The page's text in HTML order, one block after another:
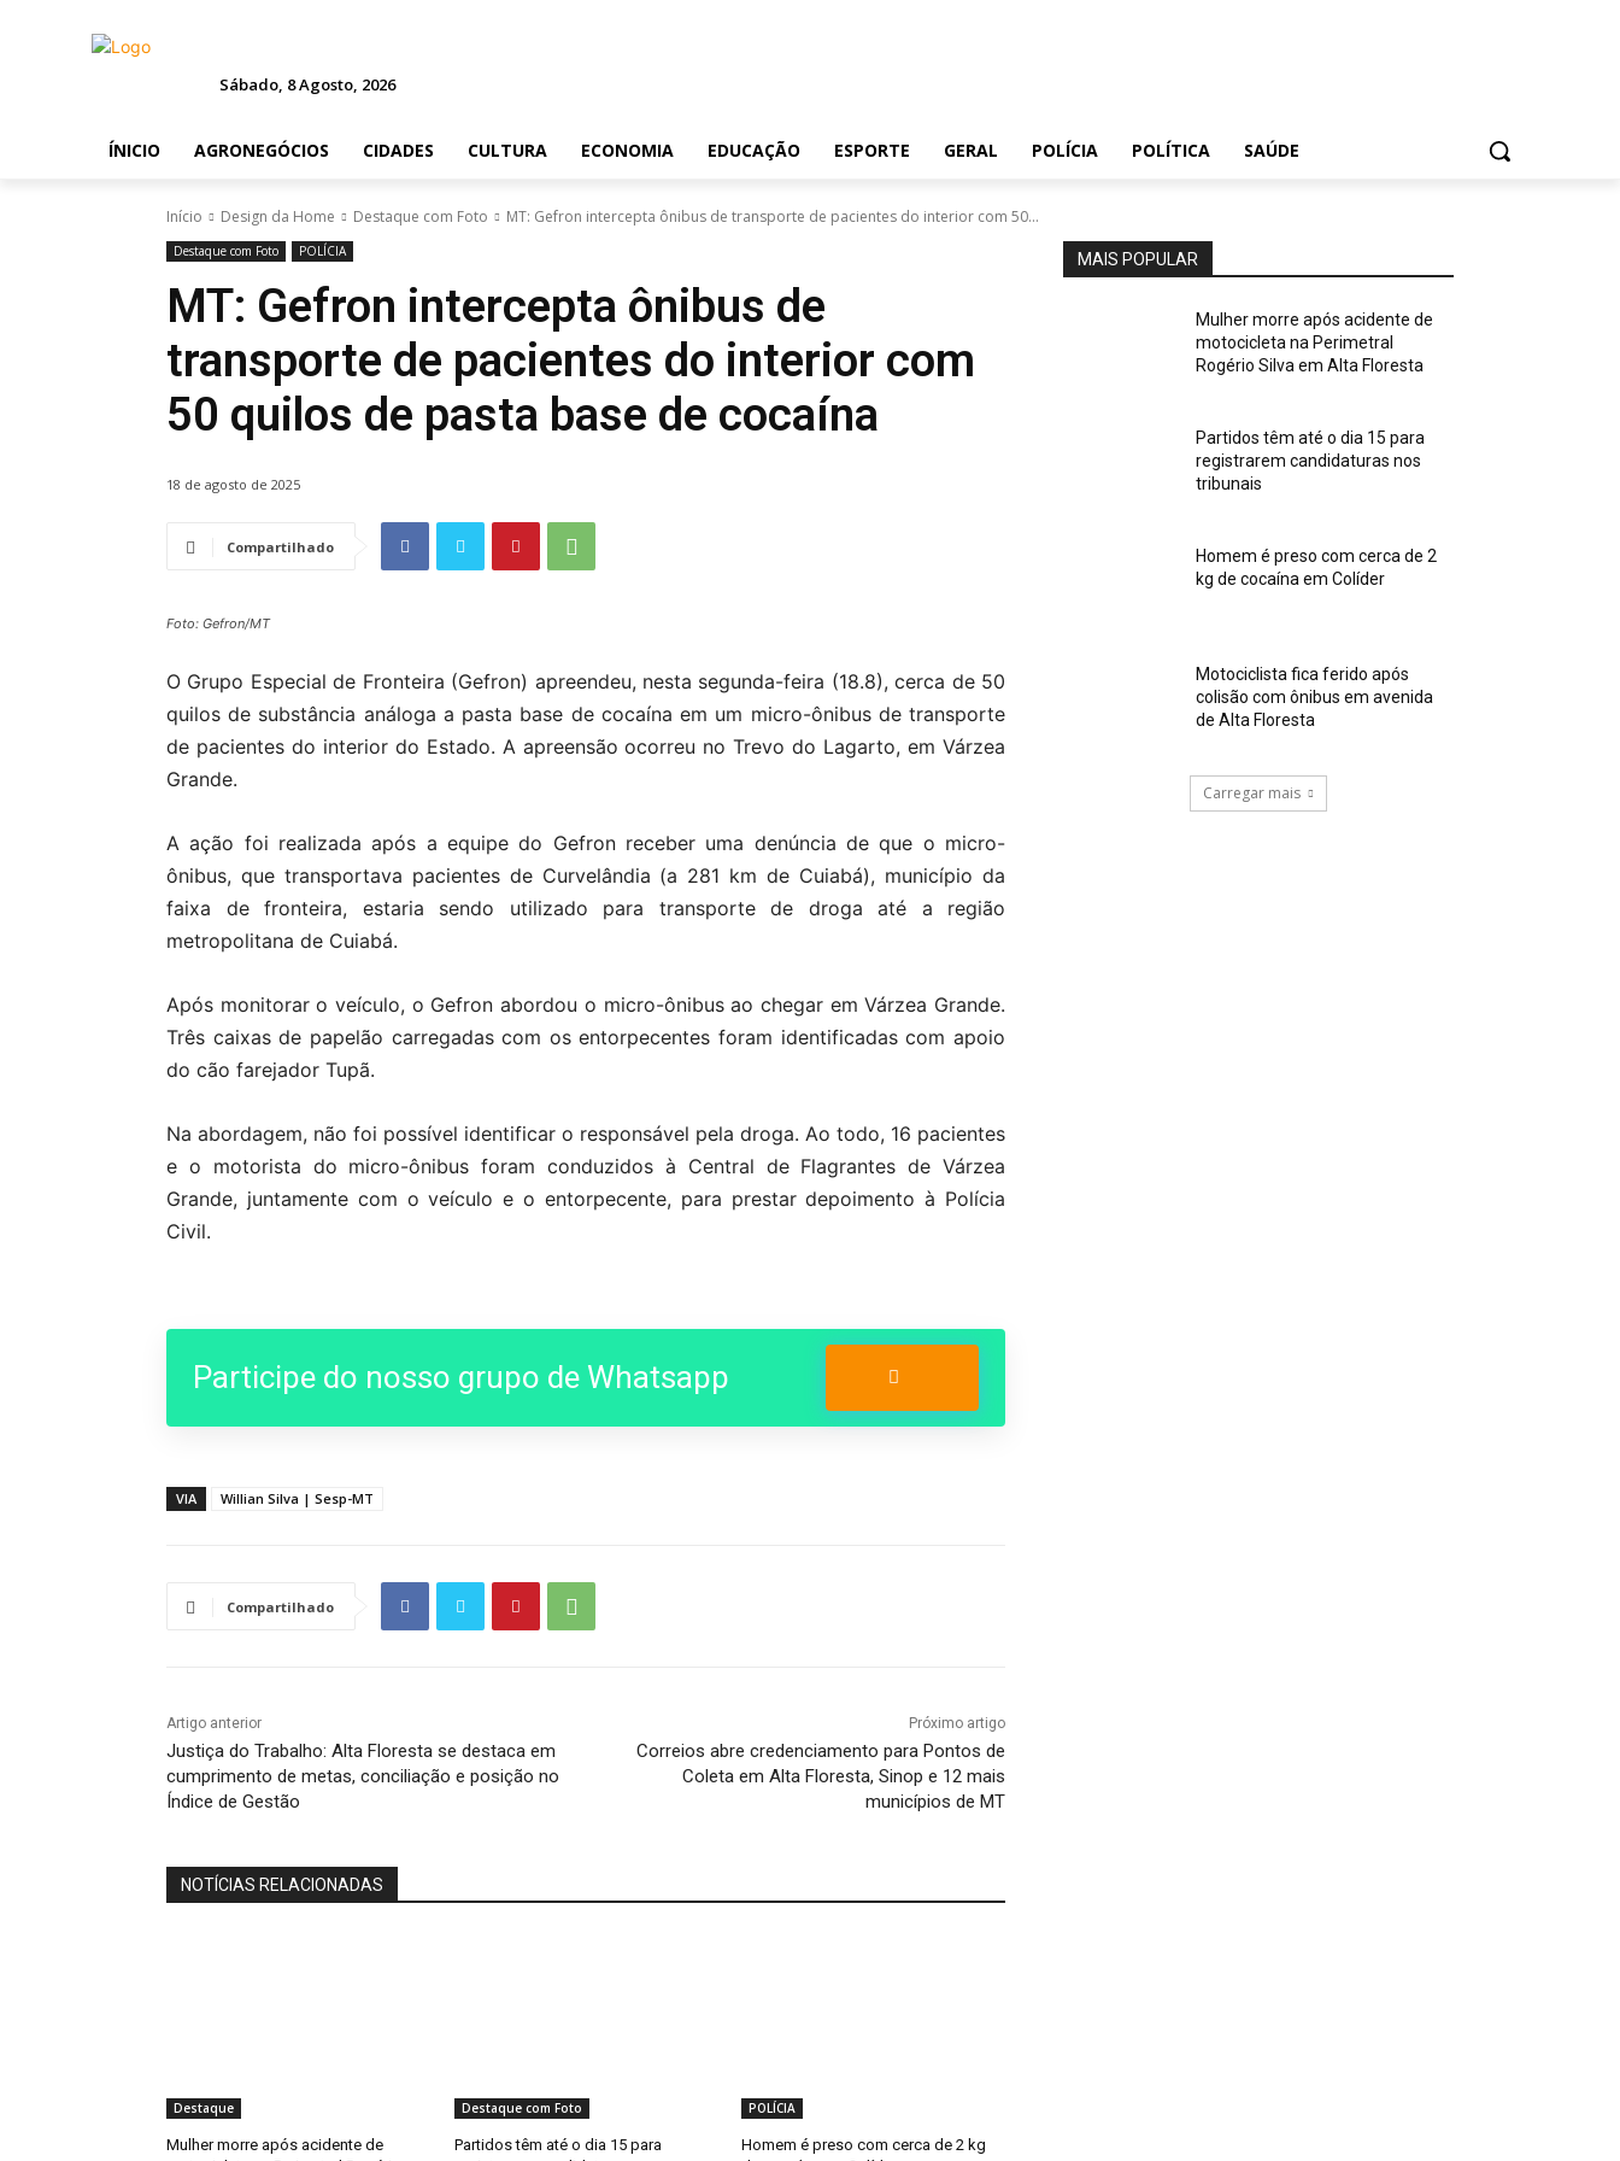
Sábado, 8 Agosto, 2026
ÍNICIO AGRONEGÓCIOS CIDADES CULTURA ECONOMIA EDUCAÇÃO ESPORTE GERAL POLÍCIA POLÍTICA SAÚDE
Início Design da Home Destaque com Foto MT: Gefron intercepta ônibus de transporte de pacientes do interior com 50...
Destaque com Foto POLÍCIA
MT: Gefron intercepta ônibus de
transporte de pacientes do interior com
50 quilos de pasta base de cocaína
18 de agosto de 2025
Compartilhado
Foto: Gefron/MT
O Grupo Especial de Fronteira (Gefron) apreendeu, nesta segunda-feira (18.8), cerca de 50
quilos de substância análoga a pasta base de cocaína em um micro-ônibus de transporte
de pacientes do interior do Estado. A apreensão ocorreu no Trevo do Lagarto, em Várzea
Grande.
A ação foi realizada após a equipe do Gefron receber uma denúncia de que o micro-
ônibus, que transportava pacientes de Curvelândia (a 281 km de Cuiabá), município da
faixa de fronteira, estaria sendo utilizado para transporte de droga até a região
metropolitana de Cuiabá.
Após monitorar o veículo, o Gefron abordou o micro-ônibus ao chegar em Várzea Grande.
Três caixas de papelão carregadas com os entorpecentes foram identificadas com apoio
do cão farejador Tupã.
Na abordagem, não foi possível identificar o responsável pela droga. Ao todo, 16 pacientes
e o motorista do micro-ônibus foram conduzidos à Central de Flagrantes de Várzea
Grande, juntamente com o veículo e o entorpecente, para prestar depoimento à Polícia
Civil.
Participe do nosso grupo de Whatsapp
VIA Willian Silva | Sesp-MT
Compartilhado
Artigo anterior
Justiça do Trabalho: Alta Floresta se destaca em
cumprimento de metas, conciliação e posição no
Índice de Gestão
Próximo artigo
Correios abre credenciamento para Pontos de
Coleta em Alta Floresta, Sinop e 12 mais
municípios de MT
NOTÍCIAS RELACIONADAS
Destaque
Mulher morre após acidente de
Destaque com Foto
Partidos têm até o dia 15 para
POLÍCIA
Homem é preso com cerca de 2 kg
MAIS POPULAR
Mulher morre após acidente de
motocicleta na Perimetral
Rogério Silva em Alta Floresta
Partidos têm até o dia 15 para
registrarem candidaturas nos
tribunais
Homem é preso com cerca de 2
kg de cocaína em Colíder
Motociclista fica ferido após
colisão com ônibus em avenida
de Alta Floresta
Carregar mais